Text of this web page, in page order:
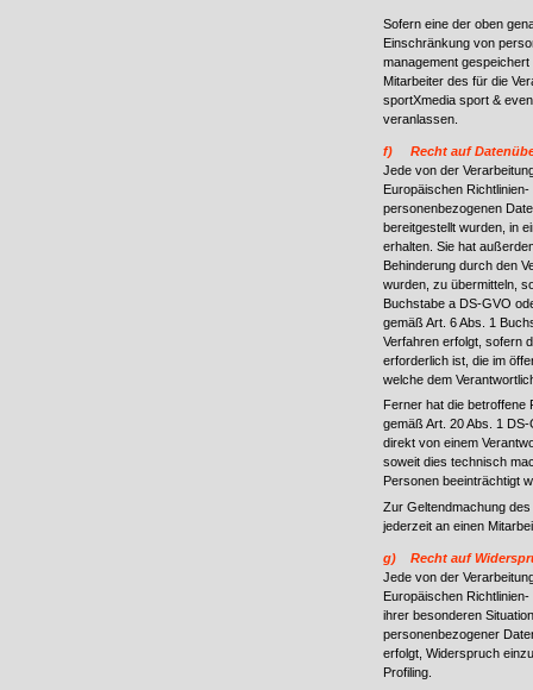
Sofern eine der oben
Einschränkung von
management
Mitarbeiter des für die
sportXmedia sport &
veranlassen.
f) Recht auf
Jede von der
Europäischen
personenbezogenen
bereitgestellt wurden, in
erhalten. Sie hat
Behinderung durch den
wurden, zu übermitteln,
Buchstabe a DS-GVO
gemäß Art. 6 Abs. 1
Verfahren erfolgt, sofern
erforderlich ist, die im
welche dem
Ferner hat die betroffene
gemäß Art. 20 Abs. 1
direkt von einem
soweit dies technisch
Personen beeinträchtigt
Zur Geltendmachung
jederzeit an einen
g) Recht auf
Jede von der
Europäischen
ihrer besonderen
personenbezogener
erfolgt, Widerspruch
Profiling.